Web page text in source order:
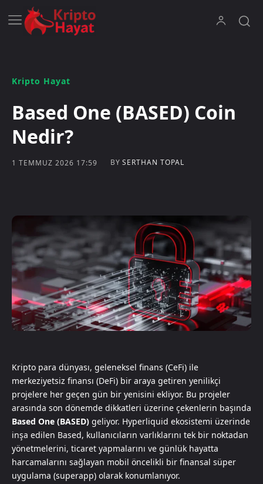
Kripto Hayat
Based One (BASED) Coin
Nedir?
1 TEMMUZ 2026 17:59 BY SERTHAN TOPAL
Kripto para dünyası, geleneksel finans (CeFi) ile
merkeziyetsiz finansı (DeFi) bir araya getiren yenilikçi
projelere her geçen gün bir yenisini ekliyor. Bu projeler
arasında son dönemde dikkatleri üzerine çekenlerin başında
Based One (BASED) geliyor. Hyperliquid ekosistemi üzerinde
inşa edilen Based, kullanıcıların varlıklarını tek bir noktadan
yönetmelerini, ticaret yapmalarını ve günlük hayatta
harcamalarını sağlayan mobil öncelikli bir finansal süper
uygulama (superapp) olarak konumlanıyor.